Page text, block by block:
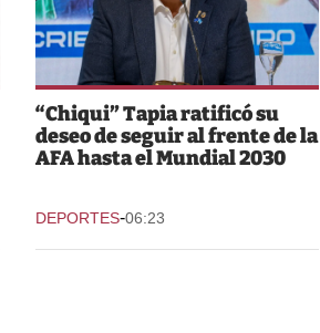
“Chiqui” Tapia ratificó su
deseo de seguir al frente de la
AFA hasta el Mundial 2030
DEPORTES-06:23